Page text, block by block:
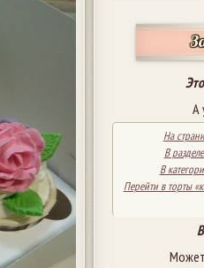
А
На
В
В
Перейти в торты